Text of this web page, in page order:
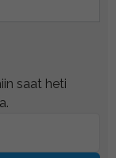
saat heti